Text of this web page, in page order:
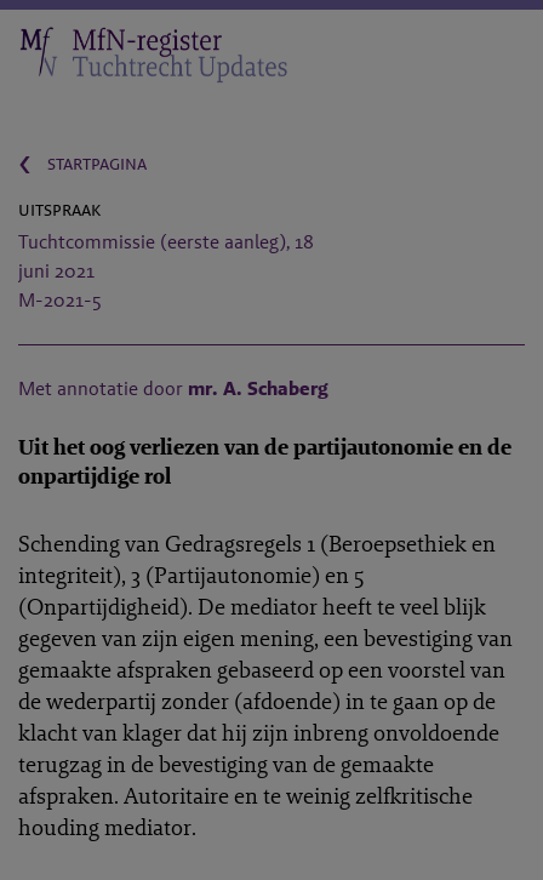
‹
startpagina
uitspraak
Tuchtcommissie (eerste aanleg), 18
juni 2021
M-2021-5
Met annotatie door mr. A. Schaberg
Uit het oog verliezen van de partijautonomie en de
onpartijdige rol
Schending van Gedragsregels 1 (Beroepsethiek en
integriteit), 3 (Partijautonomie) en 5
(Onpartijdigheid). De mediator heeft te veel blijk
gegeven van zijn eigen mening, een bevestiging van
gemaakte afspraken gebaseerd op een voorstel van
de wederpartij zonder (afdoende) in te gaan op de
klacht van klager dat hij zijn inbreng onvoldoende
terugzag in de bevestiging van de gemaakte
afspraken. Autoritaire en te weinig zelfkritische
houding mediator.